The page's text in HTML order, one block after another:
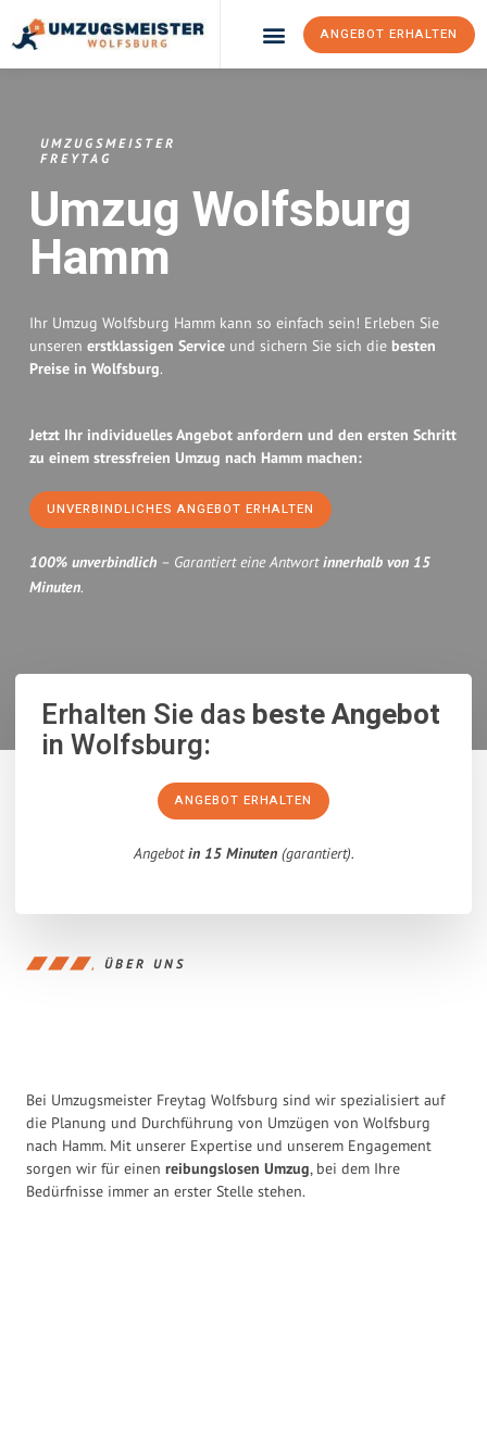
ANGEBOT ERHALTEN
UMZUGSMEISTER
FREYTAG
Umzug Wolfsburg
Hamm
Ihr Umzug Wolfsburg Hamm kann so einfach sein! Erleben Sie
unseren erstklassigen Service und sichern Sie sich die besten
Preise in Wolfsburg.
Jetzt Ihr individuelles Angebot anfordern und den ersten Schritt
zu einem stressfreien Umzug nach Hamm machen:
UNVERBINDLICHES ANGEBOT ERHALTEN
100% unverbindlich – Garantiert eine Antwortinnerhalb von 15
Minuten.
Erhalten Sie dasbeste Angebot
in Wolfsburg:
ANGEBOT ERHALTEN
Angebotin 15 Minuten(garantiert).
ÜBER UNS
Bei Umzugsmeister Freytag Wolfsburg sind wir spezialisiert auf
die Planung und Durchführung von Umzügen von Wolfsburg
nach Hamm. Mit unserer Expertise und unserem Engagement
sorgen wir für einen reibungslosen Umzug, bei dem Ihre
Bedürfnisse immer an erster Stelle stehen.